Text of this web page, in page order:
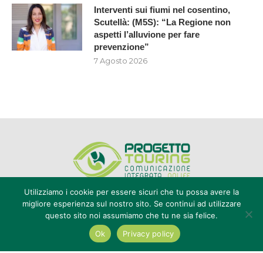
Interventi sui fiumi nel cosentino,
Scutellà: (M5S): “La Regione non
aspetti l’alluvione per fare
prevenzione”
7 Agosto 2026
Editore Progetto Touring srl - iscrizione al ROC n°20616 - P.IVA e CF
02636800803 - Reg. Tribunale Reggio Calabria n° 04/1976 -
redazione@touring104.it
Utilizziamo i cookie per essere sicuri che tu possa avere la
migliore esperienza sul nostro sito. Se continui ad utilizzare
questo sito noi assumiamo che tu ne sia felice.
Ok
Privacy policy